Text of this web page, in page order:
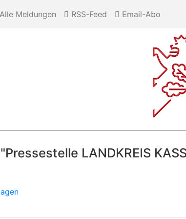
Alle Meldungen RSS-Feed Email-Abo
LANDKREIS